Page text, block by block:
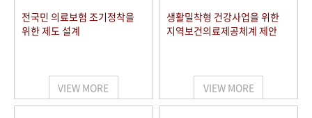
50+1 주년 기념
세계와 함께 한 KIHASA
전국민 의료보험 조기정착을
위한 제도 설계
VIEW MORE
생활밀착형 건강사업을 위한
지역보건의료제공체계 제안
VIEW MORE